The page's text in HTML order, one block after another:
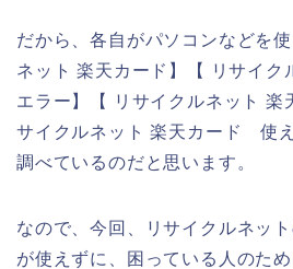
だから、各自がパソコンなどを
ネット 楽天カード】【 リサイ
エラー】【 リサイクルネット
サイクルネット 楽天カード 使
調べているのだと思います。
なので、今回、リサイクルネッ
が使えずに、困っている人のた